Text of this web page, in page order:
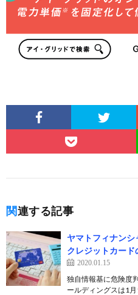
関連する記事
ヤマトフィナン
クレジットカー
2020.01.15
独自情報基に危険度
ールディングスは1